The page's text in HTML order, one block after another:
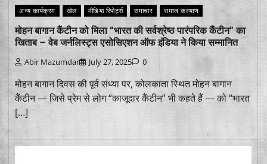
अन्य कार्यक्रम खेल मीडिया रिपोर्ट्स समाचार समाज कल्याण
मोहन बागान कैंटीन को मिला “भारत की सर्वश्रेष्ठ पारंपरिक कैंटीन” का
खिताब – वेब जर्नलिस्ट्स एसोसिएशन ऑफ इंडिया ने किया सम्मानित
Abir Mazumdar July 27, 2025 0
मोहन बागान दिवस की पूर्व संध्या पर, कोलकाता स्थित मोहन बागान
कैंटीन — जिसे प्रेम से लोग “काजूदार कैंटीन” भी कहते हैं — को “भारत
[…]